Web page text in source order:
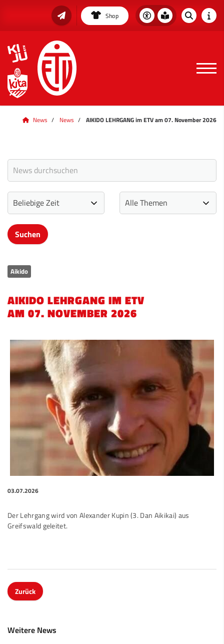
Shop
News News AIKIDO LEHRGANG im ETV am 07. November 2026
Aikido
AIKIDO LEHRGANG IM ETV
AM 07. NOVEMBER 2026
03.07.2026
Der Lehrgang wird von Alexander Kupin (3. Dan Aikikai) aus
Greifswald geleitet.
Zurück
Weitere News